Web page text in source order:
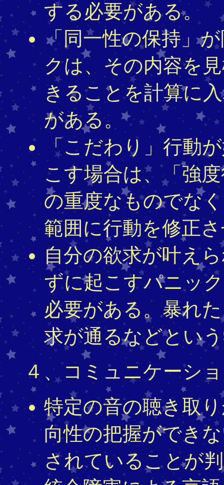
する必要がある。
「同一性の保持」
クは、その内容を
きることを計算に
がある。
「こだわり」行動
こす場合は、「強
の重度なものでな
範囲に行動を修正
自分の欲求が叶え
ずに起こすパニッ
必要がある。暴れ
求が通るなどとい
４、コミュニケーシ
特定の音の聴き取
向性の把握ができ
されていることが